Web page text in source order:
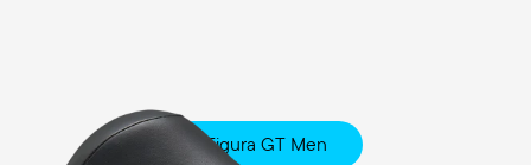
Figura GT Men